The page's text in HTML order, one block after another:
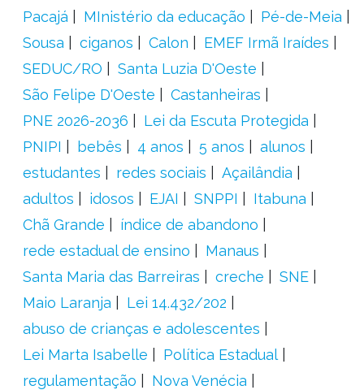
Pacajá
MInistério da educação
Pé-de-Meia
Sousa
ciganos Calon
EMEF Irmã Iraídes
SEDUC/RO
Santa Luzia D'Oeste
São Felipe D'Oeste
Castanheiras
PNE 2026-2036
Lei da Escuta Protegida
PNIPI
bebês 4 anos 5 anos
alunos
estudantes
redes sociais
Açailândia
adultos
idosos EJAI SNPPI
Itabuna
Chã Grande
índice de abandono
rede estadual de ensino
Manaus
Santa Maria das Barreiras
creche
SNE
Maio Laranja
Lei 14.432/202
abuso de crianças e adolescentes
Lei Marta Isabelle
Política Estadual
regulamentação
Nova Venécia